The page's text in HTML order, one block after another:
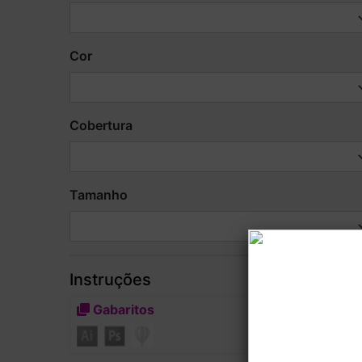
Cor
Cobertura
Tamanho
Instruções
Gabaritos